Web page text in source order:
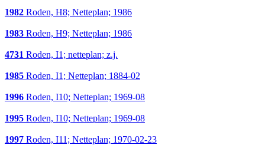
1982 Roden, H8; Netteplan; 1986
1983 Roden, H9; Netteplan; 1986
4731 Roden, I1; netteplan; z.j.
1985 Roden, I1; Netteplan; 1884-02
1996 Roden, I10; Netteplan; 1969-08
1995 Roden, I10; Netteplan; 1969-08
1997 Roden, I11; Netteplan; 1970-02-23